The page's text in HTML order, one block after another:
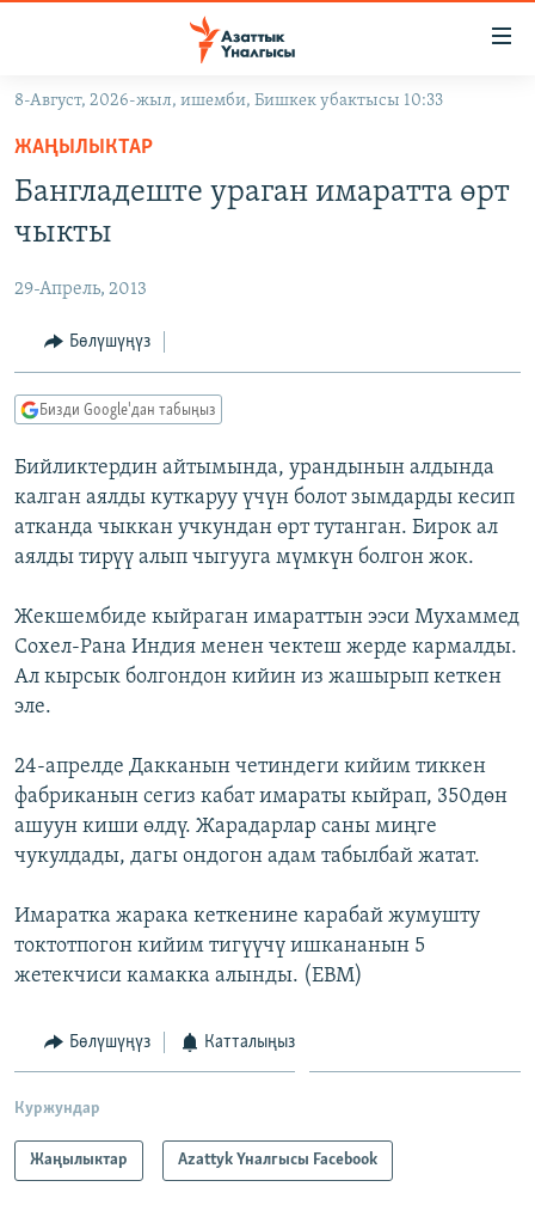
Навигацияга
өтүңүз
Издөөгө
салыңыз
ЭКОНОМИКА
МАДАНИЯТ
БОРБОР АЗИЯ
АТАЙЫН ИЛИКТӨӨ
ТВ ПРОГРАММАЛАР
ЭКСПЕРТТЕР ТАЛДАЙТ
БИЗ ЖАНА ДҮЙНӨ
ЭЖЕ-СИҢДИЛЕР
АЗАТТЫК+
ЫҢГАЙСЫЗ СУРООЛОР
ӨЗГӨЧӨ ПИКИР
Русский
ОНЛАЙН ШЕРИНЕ
ЭЕ/АРнун бардык сайттары
8-Август, 2026-жыл, ишемби, Бишкек убактысы 10:33
ЖАҢЫЛЫКТАР
Бангладеште ураган имаратта өрт
чыкты
29-Апрель, 2013
Бөлүшүңүз
Бизди Google'дан табыңыз
Бийликтердин айтымында, урандынын алдында
калган аялды куткаруу үчүн болот зымдарды кесип
атканда чыккан учкундан өрт тутанган. Бирок ал
аялды тирүү алып чыгууга мүмкүн болгон жок.
Жекшембиде кыйраган имараттын ээси Мухаммед
Сохел-Рана Индия менен чектеш жерде кармалды.
Ал кырсык болгондон кийин из жашырып кеткен
эле.
24-апрелде Дакканын четиндеги кийим тиккен
фабриканын сегиз кабат имараты кыйрап, 350дөн
ашуун киши өлдү. Жарадарлар саны миңге
чукулдады, дагы ондогон адам табылбай жатат.
Имаратка жарака кеткенине карабай жумушту
токтотпогон кийим тигүүчү ишкананын 5
жетекчиси камакка алынды. (EBM)
Бөлүшүңүз Катталыңыз
Куржундар
Жаңылыктар Azattyk Үналгысы Facebook